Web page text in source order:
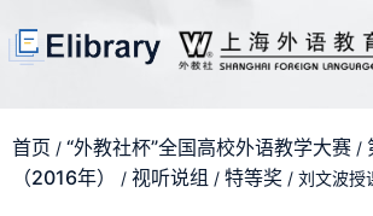
首页 / “外教社杯”全国高校外语教学大赛 /
（2016年）
/ 视听说组 / 特等奖 / 刘文波授